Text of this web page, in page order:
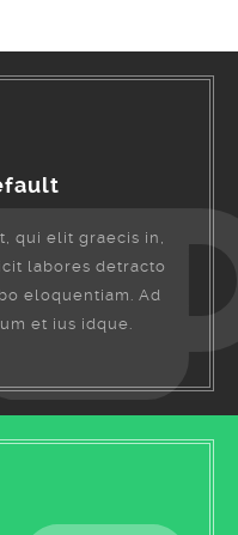
qui elit graecis in,
labores detracto
eloquentiam. Ad
et ius idque.